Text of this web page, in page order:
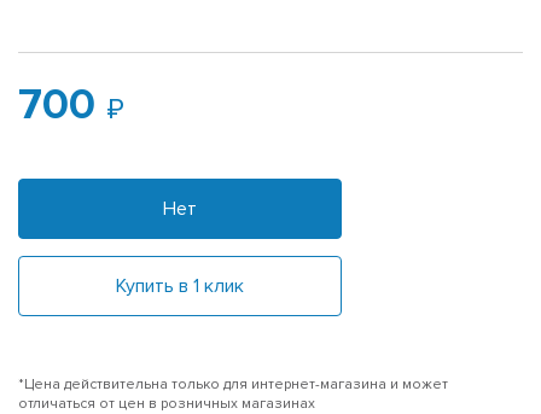
700
Нет
Купить в 1 клик
*Цена действительна только для интернет-магазина и может
отличаться от цен в розничных магазинах